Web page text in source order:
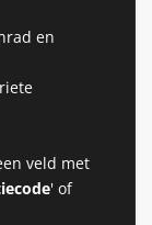
en
veld met
' of